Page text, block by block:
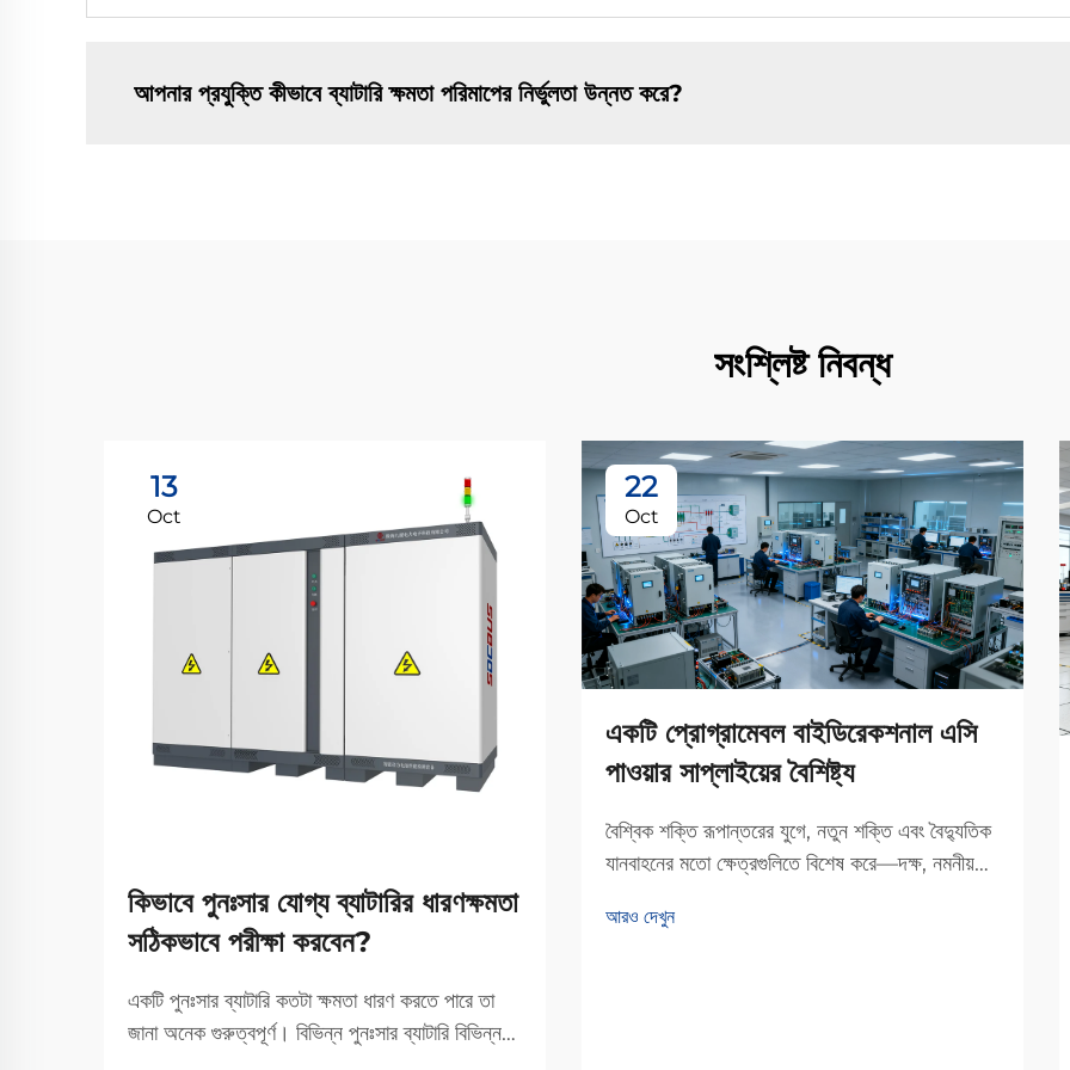
আপনার প্রযুক্তি কীভাবে ব্যাটারি ক্ষমতা পরিমাপের নির্ভুলতা উন্নত করে?
সংশ্লিষ্ট নিবন্ধ
13
Oct
কিভাবে পুনঃসার যোগ্য ব্যাটারির ধারণক্ষমতা
সঠিকভাবে পরীক্ষা করবেন?
একটি পুনঃসার ব্যাটারি কতটা ক্ষমতা ধারণ করতে পারে তা
জানা অনেক গুরুত্বপূর্ণ। বিভিন্ন পুনঃসার ব্যাটারি বিভিন্ন
22
Oct
একটি প্রোগ্রামেবল বাইডিরেকশনাল এসি
পাওয়ার সাপ্লাইয়ের বৈশিষ্ট্য
বৈশ্বিক শক্তি রূপান্তরের যুগে, নতুন শক্তি এবং বৈদ্যুতিক
যানবাহনের মতো ক্ষেত্রগুলিতে বিশেষ করে—দক্ষ, নমনীয়
বৃদ্ধি পাচ্ছে। একটি প্রোগ্রামেবল দ্বিমুখী AC পাওয়ার...
আরও দেখুন